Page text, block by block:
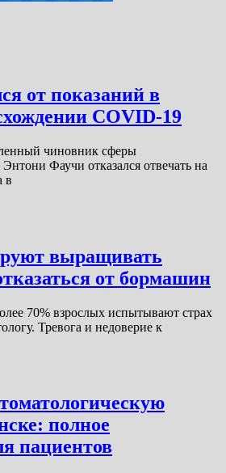
от показаний в
COVID-19
чиновник сферы
Фаучи отказался отвечать на
в
выращивать
от бормашин
70% взрослых испытывают страх
Тревога и недоверие к
полное
пациентов